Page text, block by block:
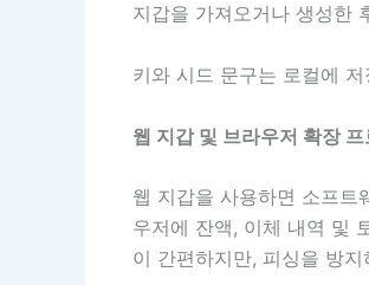
지갑을 가져오거나 생성한
키와 시드 문구는 로컬에
웹 지갑 및 브라우저 확장
웹 지갑을 사용하면 소프
우저에 잔액, 이체 내역 및
이 간편하지만, 피싱을 방